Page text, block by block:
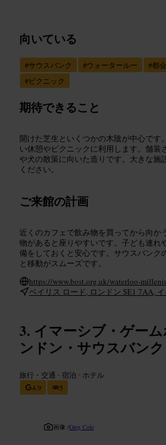
向いている
#サウスバンク #ウォータールー #都
#ピクニック
期待できること
開けた芝生といくつかの木陰が中心です
い休憩やピクニックに利用します。舗装
や犬の散策に向いた造りです。大きな施
ください。
ご来館の計画
近くのカフェで飲み物を買ってから向か
物があると座りやすいです。子ども連れ
備をしておくと安心です。サウスバンク
と移動がスムーズです。
https://www.bost.org.uk/waterloo-
ベイリス ロード, ロンドン SE1 7AA,
イマーシブ・ゲー
ンドン・サウスバンク
旅行・交通 • 宿泊 • ホテル
4.9
5
画像 /Greg Cole